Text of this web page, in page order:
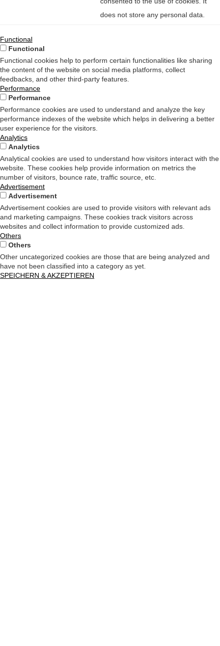
does not store any personal data.
Functional
Functional
Functional cookies help to perform certain functionalities like sharing
the content of the website on social media platforms, collect
feedbacks, and other third-party features.
Performance
Performance
Performance cookies are used to understand and analyze the key
performance indexes of the website which helps in delivering a better
user experience for the visitors.
Analytics
Analytics
Analytical cookies are used to understand how visitors interact with the
website. These cookies help provide information on metrics the
number of visitors, bounce rate, traffic source, etc.
Advertisement
Advertisement
Advertisement cookies are used to provide visitors with relevant ads
and marketing campaigns. These cookies track visitors across
websites and collect information to provide customized ads.
Others
Others
Other uncategorized cookies are those that are being analyzed and
have not been classified into a category as yet.
SPEICHERN & AKZEPTIEREN